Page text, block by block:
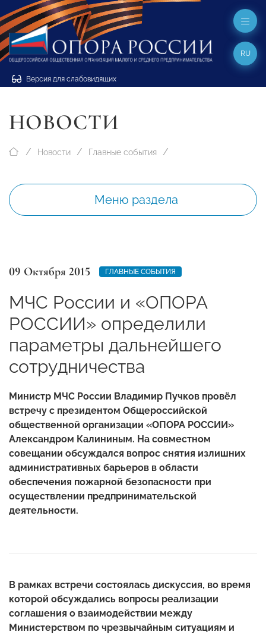
Версия для слабовидящих
RU
НОВОСТИ
Новости Главные события
Меню раздела
09 Октября 2015 ГЛАВНЫЕ СОБЫТИЯ
МЧС России и «ОПОРА
РОССИИ» определили
параметры дальнейшего
сотрудничества
Министр МЧС России Владимир Пучков провёл
встречу с президентом Общероссийской
общественной организации «ОПОРА РОССИИ»
Александром Калининым. На совместном
совещании обсуждался вопрос снятия излишних
административных барьеров в области
обеспечения пожарной безопасности при
осуществлении предпринимательской
деятельности.
В рамках встречи состоялась дискуссия, во время
которой обсуждались вопросы реализации
соглашения о взаимодействии между
Министерством по чрезвычайным ситуациям и